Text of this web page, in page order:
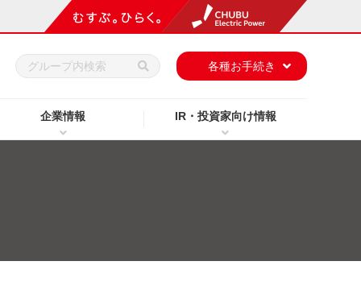
企業情報 IR・投資家向け情報
各種お手続き